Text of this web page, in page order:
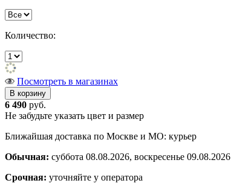
Количество:
Посмотреть в магазинах
6 490 руб.
Не забудьте указать цвет и размер
Ближайшая доставка по Москве и МО: курьер
Обычная: суббота 08.08.2026, воскресенье 09.08.2026
Срочная: уточняйте у оператора